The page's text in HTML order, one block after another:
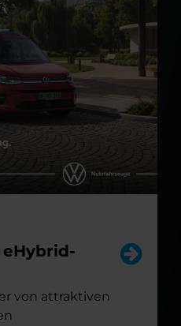
von attraktiven